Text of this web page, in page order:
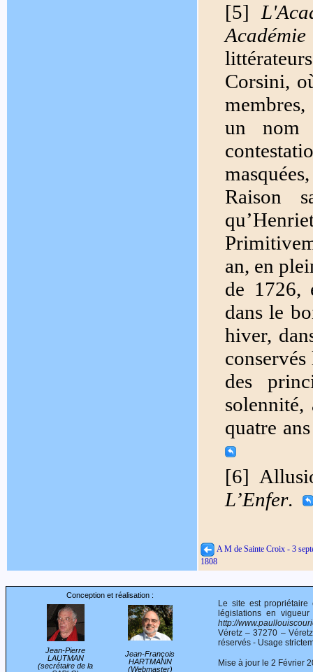
[5]
Corsini,
un nom
Raison
an, en
de 1726,
dans le
hiver,
des
quatre
[6]
L’Enfer.
A M de Sainte Croix - 3
1808
Conception et réalisation :
Jean-Pierre
LAUTMAN
(secrétaire de la
Jean-François
HARTMANN
(Webmaster)
Le site est
législations en
http://
Véretz – 37270 –
réservés - Usage
Mise à jour le 2 Février